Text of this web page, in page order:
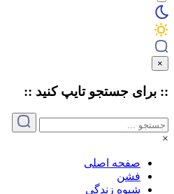
×
:: برای جستجو تایپکنید ::
×
صفحه اصلی
فشن
شیوه زندگی